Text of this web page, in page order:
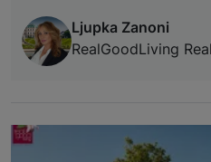
Ljupka Zanoni
RealGoodLiving